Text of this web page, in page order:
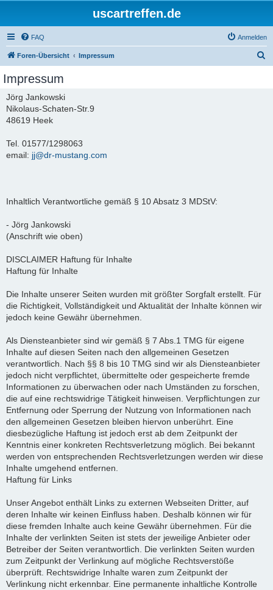
uscartreffen.de
FAQ Anmelden
Foren-Übersicht Impressum
Impressum
Jörg Jankowski
Nikolaus-Schaten-Str.9
48619 Heek
Tel. 01577/1298063
email: jj@dr-mustang.com
Inhaltlich Verantwortliche gemäß § 10 Absatz 3 MDStV:
- Jörg Jankowski
(Anschrift wie oben)
DISCLAIMER Haftung für Inhalte
Haftung für Inhalte
Die Inhalte unserer Seiten wurden mit größter Sorgfalt erstellt. Für
die Richtigkeit, Vollständigkeit und Aktualität der Inhalte können wir
jedoch keine Gewähr übernehmen.
Als Diensteanbieter sind wir gemäß § 7 Abs.1 TMG für eigene
Inhalte auf diesen Seiten nach den allgemeinen Gesetzen
verantwortlich. Nach §§ 8 bis 10 TMG sind wir als Diensteanbieter
jedoch nicht verpflichtet, übermittelte oder gespeicherte fremde
Informationen zu überwachen oder nach Umständen zu forschen,
die auf eine rechtswidrige Tätigkeit hinweisen. Verpflichtungen zur
Entfernung oder Sperrung der Nutzung von Informationen nach
den allgemeinen Gesetzen bleiben hiervon unberührt. Eine
diesbezügliche Haftung ist jedoch erst ab dem Zeitpunkt der
Kenntnis einer konkreten Rechtsverletzung möglich. Bei bekannt
werden von entsprechenden Rechtsverletzungen werden wir diese
Inhalte umgehend entfernen.
Haftung für Links
Unser Angebot enthält Links zu externen Webseiten Dritter, auf
deren Inhalte wir keinen Einfluss haben. Deshalb können wir für
diese fremden Inhalte auch keine Gewähr übernehmen. Für die
Inhalte der verlinkten Seiten ist stets der jeweilige Anbieter oder
Betreiber der Seiten verantwortlich. Die verlinkten Seiten wurden
zum Zeitpunkt der Verlinkung auf mögliche Rechtsverstöße
überprüft. Rechtswidrige Inhalte waren zum Zeitpunkt der
Verlinkung nicht erkennbar. Eine permanente inhaltliche Kontrolle